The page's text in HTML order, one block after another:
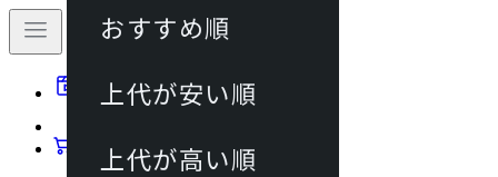
動画マニュアル
カート
おすすめ順
上代が安い順
上代が高い順